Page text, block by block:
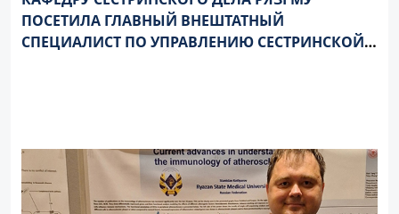
ПОСЕТИЛА ГЛАВНЫЙ ВНЕШТАТНЫЙ
СПЕЦИАЛИСТ ПО УПРАВЛЕНИЮ СЕСТРИНСКОЙ